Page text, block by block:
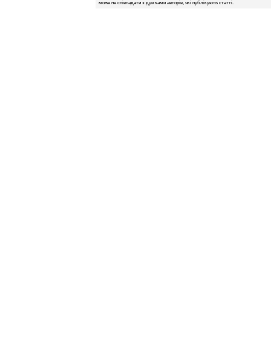
може не співпадати з думками авторів, які публікують статті.